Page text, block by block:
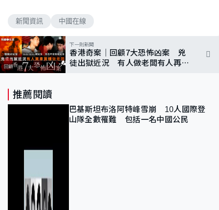
新聞資訊 中國在線
下一則新聞
香港奇案｜回顧7大恐怖凶案 兇
徒出獄近況 有人做老闆有人再入
推薦閱讀
巴基斯坦布洛阿特峰雪崩 10人國際登
山隊全數罹難 包括一名中國公民